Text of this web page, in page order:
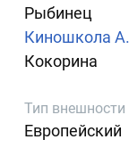
Рыбинец
Киношкола
Кокорина
Тип внешности
Европейский